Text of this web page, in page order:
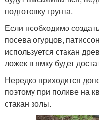
подготовку грунта.
Если необходимо
посева огурцов,
используется стакан
ложек в ямку будет
Нередко приходится
поэтому при поливе на
стакан золы.